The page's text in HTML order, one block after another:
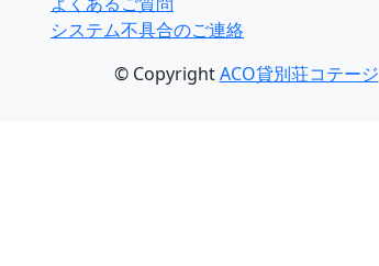
システム不具合のご連絡
© CopyrightACO貸別荘コテージ